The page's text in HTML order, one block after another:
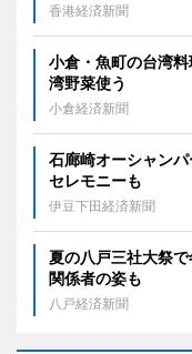
香港経済新聞
小倉・魚町の台湾
湾野菜使う
小倉経済新聞
石廊崎オーシャン
セレモニーも
伊豆下田経済新聞
夏の八戸三社大祭
関係者の姿も
八戸経済新聞